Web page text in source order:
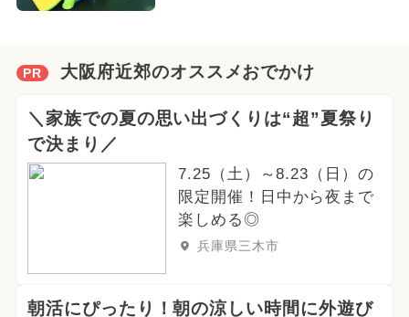
PR 大阪府近郊のオススメおでかけ
＼家族での夏の思い出づくりは“超”夏祭り
で決まり／
7.25（土）～8.23（日）の
限定開催！日中から夜まで
楽しめる◎
兵庫県三木市
朝活にぴったり！朝の涼しい時間に外遊び